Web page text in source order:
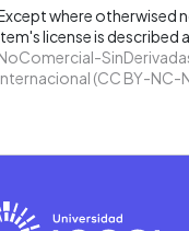
where otherwised
license is described
(CC BY-NC-